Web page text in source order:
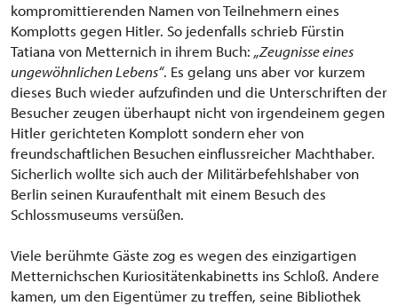
kompromittierenden Namen von Teilnehmern eines
Komplotts gegen Hitler. So jedenfalls schrieb Fürstin
Tatiana von Metternich in ihrem Buch: „Zeugnisse eines
ungewöhnlichen Lebens“. Es gelang uns aber vor kurzem
dieses Buch wieder aufzufinden und die Unterschriften der
Besucher zeugen überhaupt nicht von irgendeinem gegen
Hitler gerichteten Komplott sondern eher von
freundschaftlichen Besuchen einflussreicher Machthaber.
Sicherlich wollte sich auch der Militärbefehlshaber von
Berlin seinen Kuraufenthalt mit einem Besuch des
Schlossmuseums versüßen.
Viele berühmte Gäste zog es wegen des einzigartigen
Metternichschen Kuriositätenkabinetts ins Schloß. Andere
kamen, um den Eigentümer zu treffen, seine Bibliothek